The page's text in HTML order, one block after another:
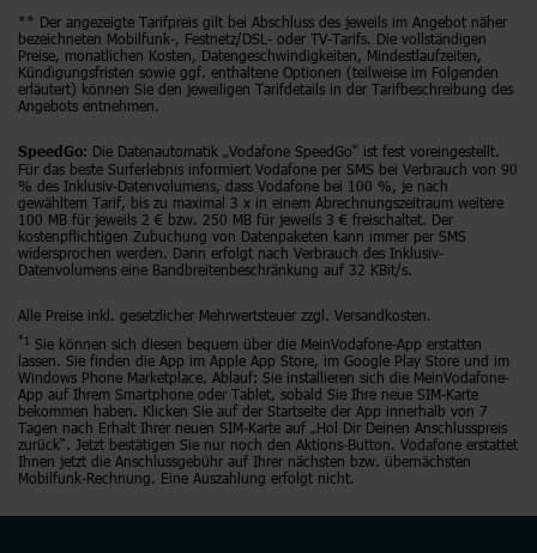
** Der angezeigte Tarifpreis gilt bei Abschluss des jeweils im Angebot näher
bezeichneten Mobilfunk-, Festnetz/DSL- oder TV-Tarifs. Die vollständigen
Preise, monatlichen Kosten, Datengeschwindigkeiten, Mindestlaufzeiten,
Kündigungsfristen sowie ggf. enthaltene Optionen (teilweise im Folgenden
erläutert) können Sie den jeweiligen Tarifdetails in der Tarifbeschreibung des
Angebots entnehmen.
SpeedGo: Die Datenautomatik „Vodafone SpeedGo“ ist fest voreingestellt.
Für das beste Surferlebnis informiert Vodafone per SMS bei Verbrauch von 90
% des Inklusiv-Datenvolumens, dass Vodafone bei 100 %, je nach
gewähltem Tarif, bis zu maximal 3 x in einem Abrechnungszeitraum weitere
100 MB für jeweils 2 € bzw. 250 MB für jeweils 3 € freischaltet. Der
kostenpflichtigen Zubuchung von Datenpaketen kann immer per SMS
widersprochen werden. Dann erfolgt nach Verbrauch des Inklusiv-
Datenvolumens eine Bandbreitenbeschränkung auf 32 KBit/s.
Alle Preise inkl. gesetzlicher Mehrwertsteuer zzgl. Versandkosten.
*1 Sie können sich diesen bequem über die MeinVodafone-App erstatten
lassen. Sie finden die App im Apple App Store, im Google Play Store und im
Windows Phone Marketplace. Ablauf: Sie installieren sich die MeinVodafone-
App auf Ihrem Smartphone oder Tablet, sobald Sie Ihre neue SIM-Karte
bekommen haben. Klicken Sie auf der Startseite der App innerhalb von 7
Tagen nach Erhalt Ihrer neuen SIM-Karte auf „Hol Dir Deinen Anschlusspreis
zurück“. Jetzt bestätigen Sie nur noch den Aktions-Button. Vodafone erstattet
Ihnen jetzt die Anschlussgebühr auf Ihrer nächsten bzw. übernächsten
Mobilfunk-Rechnung. Eine Auszahlung erfolgt nicht.